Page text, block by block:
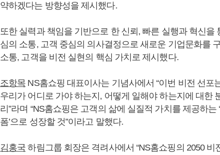
약하겠다는 방향성을 제시했다.
또한 실력과 책임을 기반으로 한 신뢰, 빠른 실행과 혁신을
심의 소통, 고객 중심의 의사결정으로 새로운 기업문화를
소통, 고객을 비전 실현의 핵심 가치로 제시했다.
조항목 NS홈쇼핑 대표이사는 기념사에서 “이번 비전 선포
우리가 어디로 가야 하는지, 어떻게 일해야 하는지에 대한
리”라며 “NS홈쇼핑은 고객의 삶에 실질적 가치를 제공하
폼’으로 성장할 것”이라고 말했다.
김홍국 하림그룹 회장은 격려사에서 “NS홈쇼핑의 2050